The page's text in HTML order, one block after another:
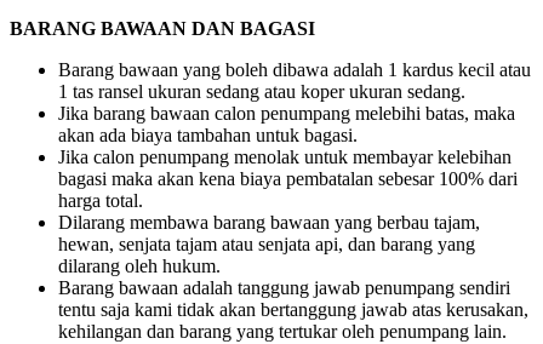
BARANG BAWAAN DAN BAGASI
Barang bawaan yang boleh dibawa adalah 1 kardus kecil atau
1 tas ransel ukuran sedang atau koper ukuran sedang.
Jika barang bawaan calon penumpang melebihi batas, maka
akan ada biaya tambahan untuk bagasi.
Jika calon penumpang menolak untuk membayar kelebihan
bagasi maka akan kena biaya pembatalan sebesar 100% dari
harga total.
Dilarang membawa barang bawaan yang berbau tajam,
hewan, senjata tajam atau senjata api, dan barang yang
dilarang oleh hukum.
Barang bawaan adalah tanggung jawab penumpang sendiri
tentu saja kami tidak akan bertanggung jawab atas kerusakan,
kehilangan dan barang yang tertukar oleh penumpang lain.